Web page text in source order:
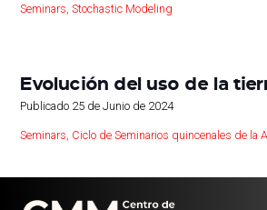
Seminars ,Stochastic Modeling
Evolución del uso de la
Publicado 25 de Junio de 2024
Seminars, Ciclo de Seminarios quincenales de la